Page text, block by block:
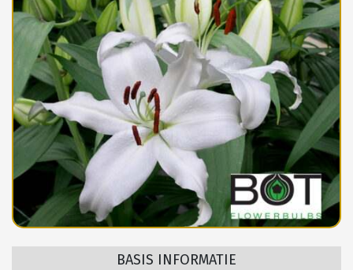
BASIS INFORMATIE